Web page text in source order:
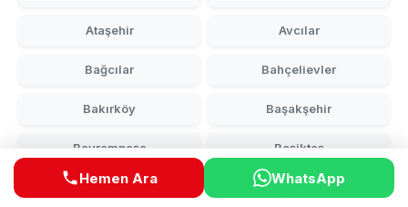
Ataşehir Avcılar
Bağcılar Bahçelievler
Bakırköy Başakşehir
Bayrampaşa Beşiktaş
Beykoz Beylikdüzü
Hemen Ara WhatsApp